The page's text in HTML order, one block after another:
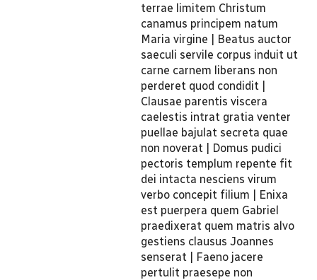
terrae limitem Christum
canamus principem natum
Maria virgine | Beatus auctor
saeculi servile corpus induit ut
carne carnem liberans non
perderet quod condidit |
Clausae parentis viscera
caelestis intrat gratia venter
puellae bajulat secreta quae
non noverat | Domus pudici
pectoris templum repente fit
dei intacta nesciens virum
verbo concepit filium | Enixa
est puerpera quem Gabriel
praedixerat quem matris alvo
gestiens clausus Joannes
senserat | Faeno jacere
pertulit praesepe non